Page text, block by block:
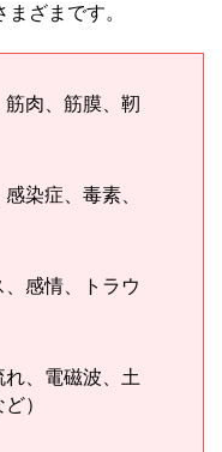
ざまです。
肉、筋膜、靭
染症、毒素、
感情、トラウ
、電磁波、土
）